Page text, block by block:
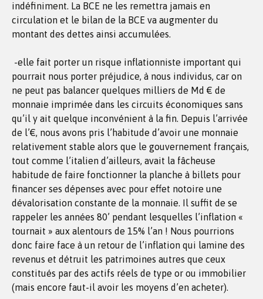
indéfiniment. La BCE ne les remettra jamais en
circulation et le bilan de la BCE va augmenter du
montant des dettes ainsi accumulées.
-elle fait porter un risque inflationniste important qui
pourrait nous porter préjudice, à nous individus, car on
ne peut pas balancer quelques milliers de Md € de
monnaie imprimée dans les circuits économiques sans
qu’il y ait quelque inconvénient à la fin. Depuis l’arrivée
de l’€, nous avons pris l’habitude d’avoir une monnaie
relativement stable alors que le gouvernement français,
tout comme l’italien d’ailleurs, avait la fâcheuse
habitude de faire fonctionner la planche à billets pour
financer ses dépenses avec pour effet notoire une
dévalorisation constante de la monnaie. Il suffit de se
rappeler les années 80’ pendant lesquelles l’inflation «
tournait » aux alentours de 15% l’an ! Nous pourrions
donc faire face à un retour de l’inflation qui lamine des
revenus et détruit les patrimoines autres que ceux
constitués par des actifs réels de type or ou immobilier
(mais encore faut-il avoir les moyens d’en acheter).